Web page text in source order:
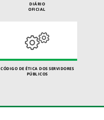
DIÁRIO
OFICIAL
CÓDIGO DE ÉTICA DOS SERVIDORES
PÚBLICOS